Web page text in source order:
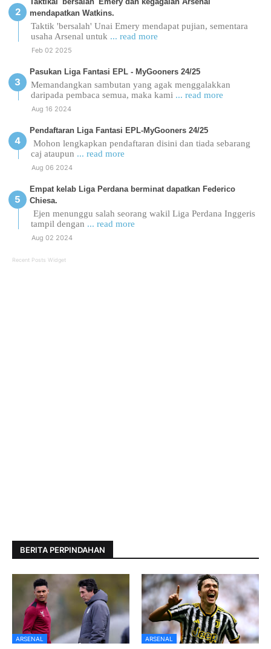
mendapatkan Watkins.
Taktik 'bersalah' Unai Emery mendapat pujian, sementara
usaha Arsenal untuk ... read more
Feb 02 2025
Pasukan Liga Fantasi EPL - MyGooners 24/25
Memandangkan sambutan yang agak menggalakkan
daripada pembaca semua, maka kami ... read more
Aug 16 2024
Pendaftaran Liga Fantasi EPL-MyGooners 24/25
Mohon lengkapkan pendaftaran disini dan tiada sebarang
caj ataupun ... read more
Aug 06 2024
Empat kelab Liga Perdana berminat dapatkan Federico
Chiesa.
Ejen menunggu salah seorang wakil Liga Perdana Inggeris
tampil dengan ... read more
Aug 02 2024
Recent Posts Widget
BERITA PERPINDAHAN
ARSENAL ARSENAL